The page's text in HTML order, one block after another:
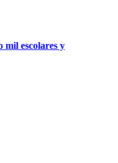
escolares y